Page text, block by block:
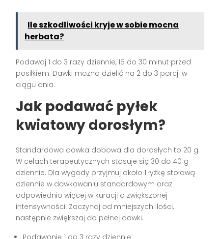
Ile szkodliwości kryje w sobie mocna
herbata?
Podawaj 1 do 3 razy dziennie, 15 do 30 minut przed
posiłkiem. Dawki można dzielić na 2 do 3 porcji w
ciągu dnia.
Jak podawać pyłek
kwiatowy dorosłym?
Standardowa dawka dobowa dla dorosłych to 20 g.
W celach terapeutycznych stosuje się 30 do 40 g
dziennie. Dla wygody przyjmuj około 1 łyżkę stołową
dziennie w dawkowaniu standardowym oraz
odpowiednio więcej w kuracji o zwiększonej
intensywności. Zaczynaj od mniejszych ilości,
następnie zwiększaj do pełnej dawki.
Podawanie 1 do 3 razy dziennie